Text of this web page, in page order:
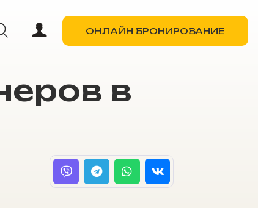
ОНЛАЙН БРОНИРОВАНИЕ
в